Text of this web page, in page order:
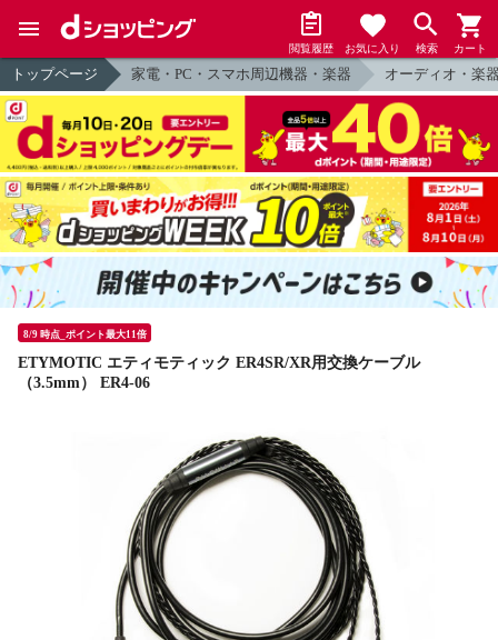
閲覧履歴 お気に入り 検索 カート
トップページ 家電・PC・スマホ周辺機器・楽器 オーディオ・楽
8/9 時点_ポイント最大11倍
ETYMOTIC エティモティック ER4SR/XR用交換ケーブル
（3.5mm） ER4-06